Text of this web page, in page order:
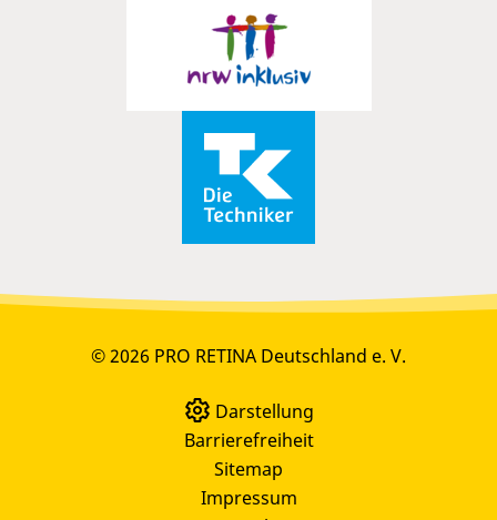
© 2026 PRO RETINA Deutschland e. V.
Darstellung
Barrierefreiheit
Sitemap
Impressum